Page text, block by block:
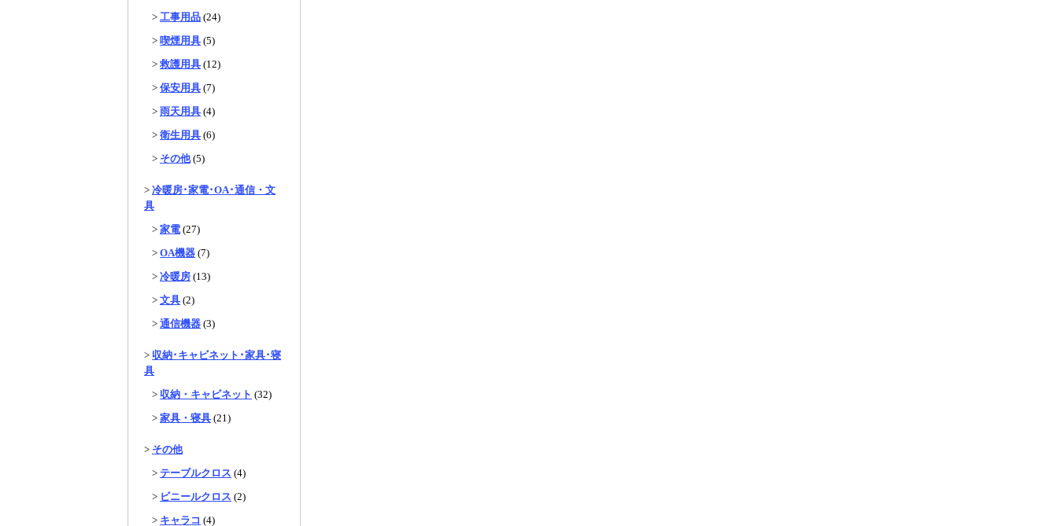
> 工事用品 (24)
> 喫煙用具 (5)
> 救護用具 (12)
> 保安用具 (7)
> 雨天用具 (4)
> 衛生用具 (6)
> その他(5)
> 冷暖房･家電･OA･通信・文
具
> 家電 (27)
> OA機器 (7)
> 冷暖房 (13)
> 文具 (2)
> 通信機器 (3)
> 収納･キャビネット･家具･寝
具
> 収納・キャビネット (32)
> 家具・寝具 (21)
> その他
> テーブルクロス (4)
> ビニールクロス (2)
> キャラコ (4)